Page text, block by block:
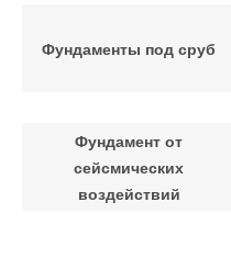
Фундаменты под сруб
Фундамент от
сейсмических
воздействий